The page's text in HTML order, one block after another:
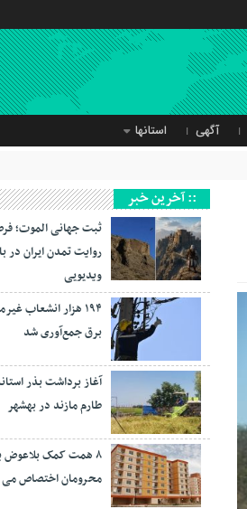
آگهی استانها
:: آخرین خبر
ثبت جهانی الموت؛
روایت تمدن ایران در
ویدیویی
۱۹۴ هزار انشعاب
برق جمع‌آوری شد
آغاز برداشت بذر
طارم مازند در بهشهر
۸ همت کمک بلاعوض
محرومان اختصاص می